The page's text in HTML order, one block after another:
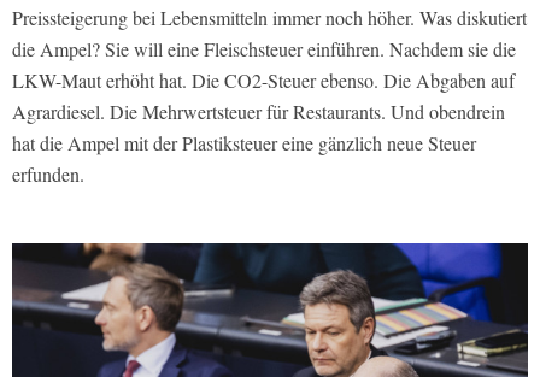
Preissteigerung bei Lebensmitteln immer noch höher. Was diskutiert
die Ampel? Sie will eine Fleischsteuer einführen. Nachdem sie die
LKW-Maut erhöht hat. Die CO2-Steuer ebenso. Die Abgaben auf
Agrardiesel. Die Mehrwertsteuer für Restaurants. Und obendrein
hat die Ampel mit der Plastiksteuer eine gänzlich neue Steuer
erfunden.